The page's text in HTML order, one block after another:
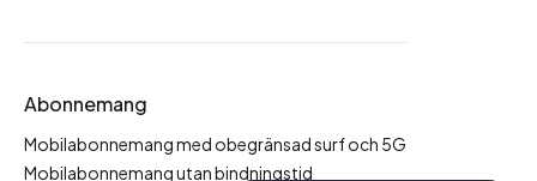
Abonnemang
Mobilabonnemang med obegränsad surf och 5G
Mobilabonnemang utan bindningstid